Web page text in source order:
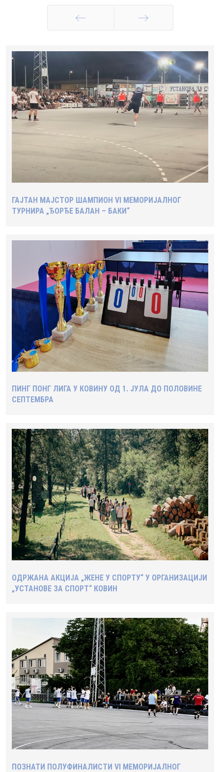
ГАЈТАН МАЈСТОР ШАМПИОН VI МЕМОРИЈАЛНОГ
ТУРНИРА „ЂОРЂЕ БАЛАН – БАКИ“
ПИНГ ПОНГ ЛИГА У КОВИНУ ОД 1. ЈУЛА ДО ПОЛОВИНЕ
СЕПТЕМБРА
ОДРЖАНА АКЦИЈА „ЖЕНЕ У СПОРТУ“ У ОРГАНИЗАЦИЈИ
„УСТАНОВЕ ЗА СПОРТ“ КОВИН
ПОЗНАТИ ПОЛУФИНАЛИСТИ VI МЕМОРИЈАЛНОГ